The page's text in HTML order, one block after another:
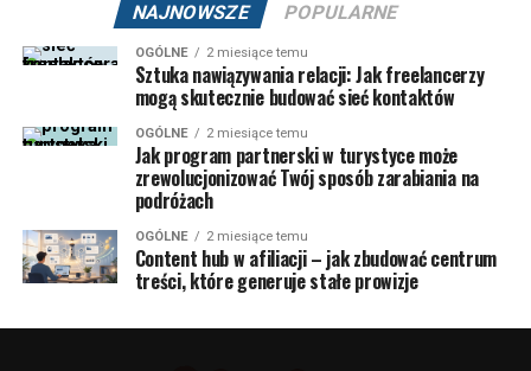
NAJNOWSZE POPULARNE
OGÓLNE 2 miesiące temu
Sztuka nawiązywania relacji: Jak freelancerzy
mogą skutecznie budować sieć kontaktów
OGÓLNE 2 miesiące temu
Jak program partnerski w turystyce może
zrewolucjonizować Twój sposób zarabiania na
podróżach
OGÓLNE 2 miesiące temu
Content hub w afiliacji – jak zbudować centrum
treści, które generuje stałe prowizje